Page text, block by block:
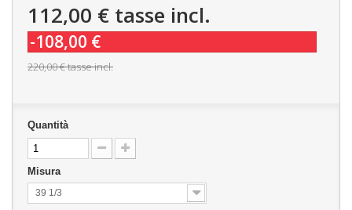
112,00 € tasse incl.
-108,00 €
220,00 €tasse incl.
Quantità
Misura
39 1/3